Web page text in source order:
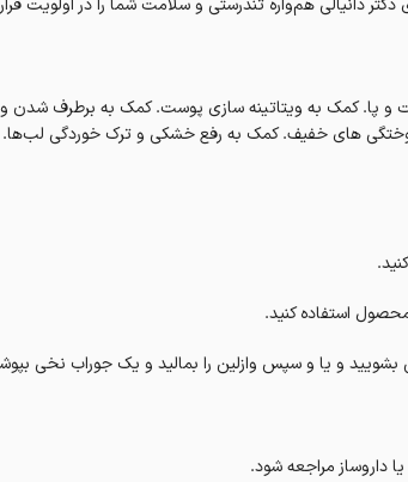
دکتر دانیالی هم‌واره تندرستی و سلامت شما را در اولویت
پا. کمک به ویتاتینه سازی پوست. کمک به برطرف شدن و
های خفیف. کمک به رفع خشکی و ترک خوردگی
استفاده کنید.
بشویید و یا و سپس وازلین را بمالید و یک جوراب نخی
داروساز مراجعه شود.